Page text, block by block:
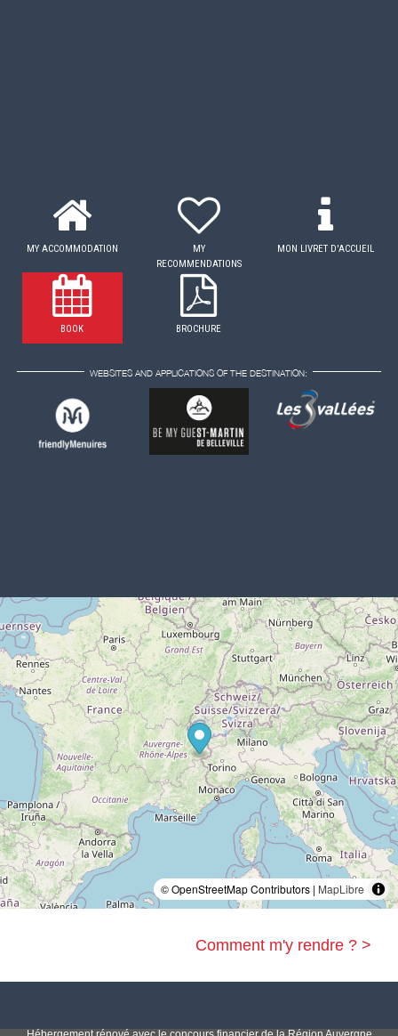
MY ACCOMMODATION
MY
RECOMMENDATIONS
MON LIVRET D'ACCUEIL
BOOK BROCHURE
WEBSITES AND APPLICATIONS OF THE DESTINATION:
© OpenStreetMap Contributors | MapLibre
Comment m'y rendre ? >